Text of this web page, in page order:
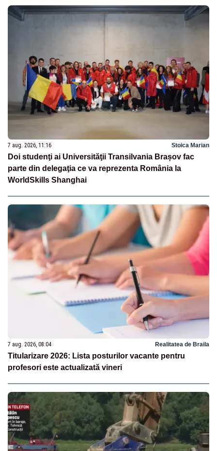
7 aug. 2026, 11:16 Stoica Marian
Doi studenţi ai Universităţii Transilvania Brașov fac
parte din delegaţia ce va reprezenta România la
WorldSkills Shanghai
7 aug. 2026, 08:04 Realitatea de Braila
Titularizare 2026: Lista posturilor vacante pentru
profesori este actualizată vineri